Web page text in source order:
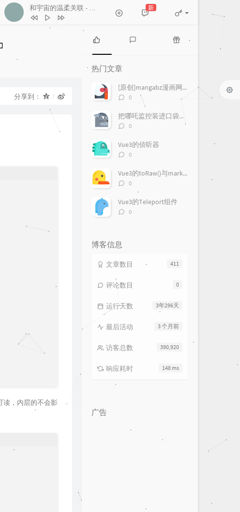
和宇宙的温柔关联 - 房东的猫
5 人生浪费指南 夏日入侵企画
一样的月光
新
分享到：
读，内层的不会影
热
门
文
章
论
章
热门文章
[原创]mangabz漫画网爬取
评
数：
0
把哪吒监控装进口袋：一款更适合手机使用的 Android 客户端
评
数：
0
Vue3的侦听器
评
数：
0
Vue3的toRaw()与markRaw()
评
数：
0
Vue3的Teleport组件
评
0
博客信息
411
文章数目
0
评论数目
3年296天
运行天数
3 个月前
最后活动
390,920
访客总数
148 ms
响应耗时
广告